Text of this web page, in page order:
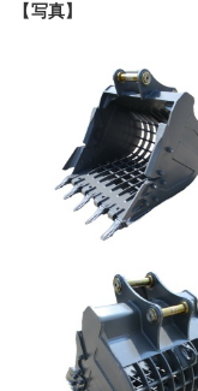
【写真】